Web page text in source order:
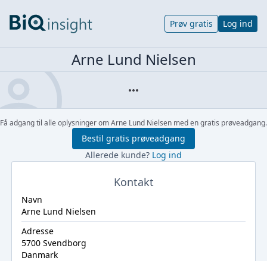
Prøv gratis Log ind
Arne Lund Nielsen
Få adgang til alle oplysninger om Arne Lund Nielsen med en gratis prøveadgang.
Bestil gratis prøveadgang
Allerede kunde? Log ind
Kontakt
Navn
Arne Lund Nielsen
Adresse
5700 Svendborg
Danmark